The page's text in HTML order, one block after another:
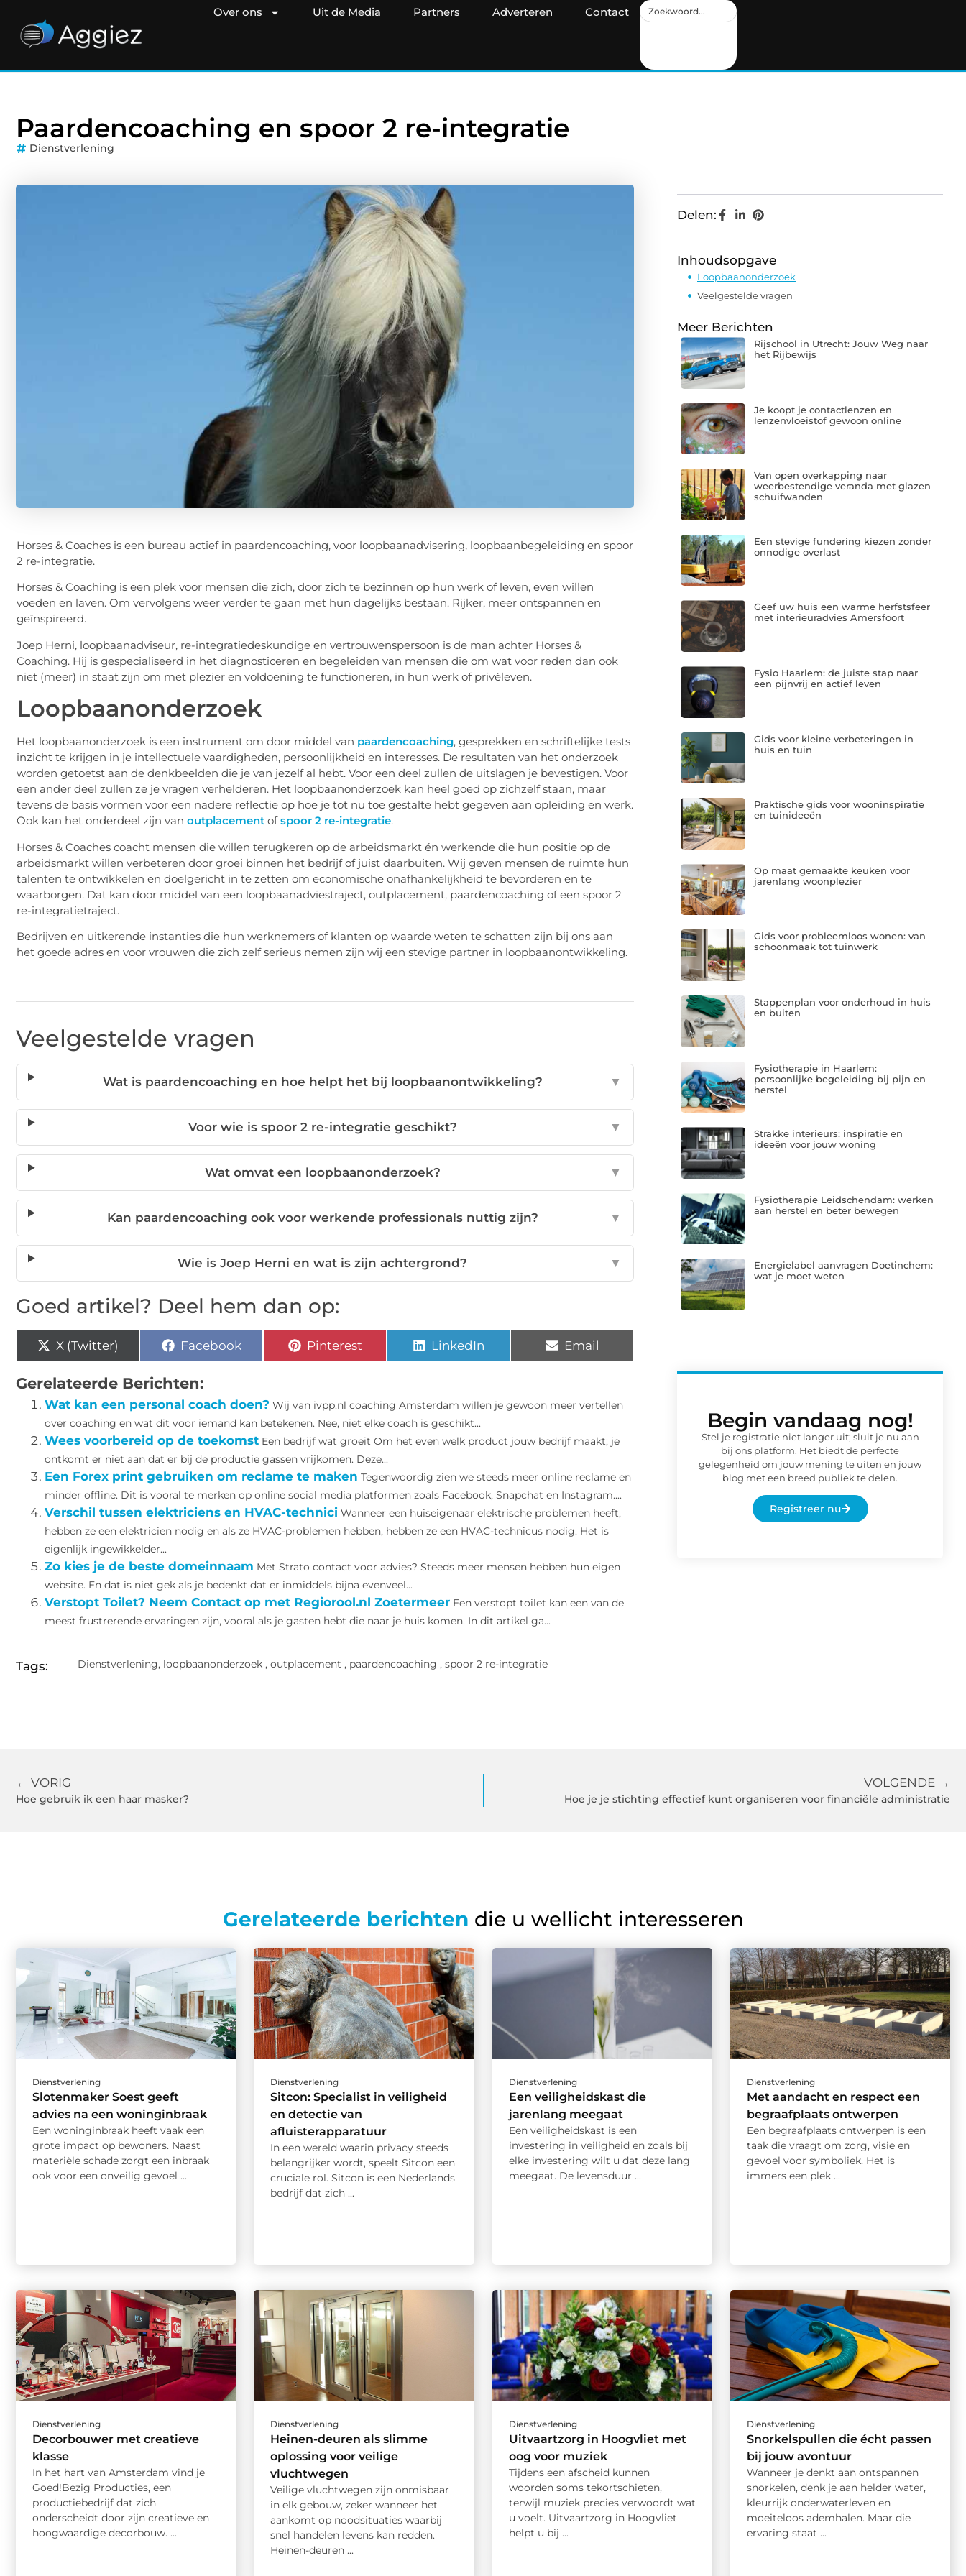
Over ons Uit de Media Partners Adverteren Contact
Paardencoaching en spoor 2 re-integratie
Dienstverlening
Horses & Coaches is een bureau actief in paardencoaching, voor loopbaanadvisering, loopbaanbegeleiding en spoor
2 re-integratie.
Horses & Coaching is een plek voor mensen die zich, door zich te bezinnen op hun werk of leven, even willen
voeden en laven. Om vervolgens weer verder te gaan met hun dagelijks bestaan. Rijker, meer ontspannen en
geïnspireerd.
Joep Herni, loopbaanadviseur, re-integratiedeskundige en vertrouwenspersoon is de man achter Horses &
Coaching. Hij is gespecialiseerd in het diagnosticeren en begeleiden van mensen die om wat voor reden dan ook
niet (meer) in staat zijn om met plezier en voldoening te functioneren, in hun werk of privéleven.
Loopbaanonderzoek
Het loopbaanonderzoek is een instrument om door middel van paardencoaching, gesprekken en schriftelijke tests
inzicht te krijgen in je intellectuele vaardigheden, persoonlijkheid en interesses. De resultaten van het onderzoek
worden getoetst aan de denkbeelden die je van jezelf al hebt. Voor een deel zullen de uitslagen je bevestigen. Voor
een ander deel zullen ze je vragen verhelderen. Het loopbaanonderzoek kan heel goed op zichzelf staan, maar
tevens de basis vormen voor een nadere reflectie op hoe je tot nu toe gestalte hebt gegeven aan opleiding en werk.
Ook kan het onderdeel zijn van outplacement ofspoor 2 re-integratie.
Horses & Coaches coacht mensen die willen terugkeren op de arbeidsmarkt én werkende die hun positie op de
arbeidsmarkt willen verbeteren door groei binnen het bedrijf of juist daarbuiten. Wij geven mensen de ruimte hun
talenten te ontwikkelen en doelgericht in te zetten om economische onafhankelijkheid te bevorderen en te
waarborgen. Dat kan door middel van een loopbaanadviestraject, outplacement, paardencoaching of een spoor 2
re-integratietraject.
Bedrijven en uitkerende instanties die hun werknemers of klanten op waarde weten te schatten zijn bij ons aan
het goede adres en voor vrouwen die zich zelf serieus nemen zijn wij een stevige partner in loopbaanontwikkeling.
Veelgestelde vragen
Wat is paardencoaching en hoe helpt het bij loopbaanontwikkeling? ▼
Voor wie is spoor 2 re-integratie geschikt? ▼
Wat omvat een loopbaanonderzoek? ▼
Kan paardencoaching ook voor werkende professionals nuttig zijn? ▼
Wie is Joep Herni en wat is zijn achtergrond? ▼
Goed artikel? Deel hem dan op:
X (Twitter) Facebook Pinterest LinkedIn Email
Gerelateerde Berichten:
Wat kan een personal coach doen? Wij van ivpp.nl coaching Amsterdam willen je gewoon meer vertellen
over coaching en wat dit voor iemand kan betekenen. Nee, niet elke coach is geschikt...
Wees voorbereid op de toekomst Een bedrijf wat groeit Om het even welk product jouw bedrijf maakt; je
ontkomt er niet aan dat er bij de productie gassen vrijkomen. Deze...
Een Forex print gebruiken om reclame te maken Tegenwoordig zien we steeds meer online reclame en
minder offline. Dit is vooral te merken op online social media platformen zoals Facebook, Snapchat en Instagram....
Verschil tussen elektriciens en HVAC-technici Wanneer een huiseigenaar elektrische problemen heeft,
hebben ze een elektricien nodig en als ze HVAC-problemen hebben, hebben ze een HVAC-technicus nodig. Het is
eigenlijk ingewikkelder...
Zo kies je de beste domeinnaam Met Strato contact voor advies? Steeds meer mensen hebben hun eigen
website. En dat is niet gek als je bedenkt dat er inmiddels bijna evenveel...
Verstopt Toilet? Neem Contact op met Regiorool.nl Zoetermeer Een verstopt toilet kan een van de
meest frustrerende ervaringen zijn, vooral als je gasten hebt die naar je huis komen. In dit artikel ga...
Tags: Dienstverlening, loopbaanonderzoek , outplacement , paardencoaching , spoor 2 re-integratie
Delen:
Inhoudsopgave
Loopbaanonderzoek
Veelgestelde vragen
Meer Berichten
Rijschool in Utrecht: Jouw Weg naar
het Rijbewijs
Je koopt je contactlenzen en
lenzenvloeistof gewoon online
Van open overkapping naar
weerbestendige veranda met glazen
schuifwanden
Een stevige fundering kiezen zonder
onnodige overlast
Geef uw huis een warme herfstsfeer
met interieuradvies Amersfoort
Fysio Haarlem: de juiste stap naar
een pijnvrij en actief leven
Gids voor kleine verbeteringen in
huis en tuin
Praktische gids voor wooninspiratie
en tuinideeën
Op maat gemaakte keuken voor
jarenlang woonplezier
Gids voor probleemloos wonen: van
schoonmaak tot tuinwerk
Stappenplan voor onderhoud in huis
en buiten
Fysiotherapie in Haarlem:
persoonlijke begeleiding bij pijn en
herstel
Strakke interieurs: inspiratie en
ideeën voor jouw woning
Fysiotherapie Leidschendam: werken
aan herstel en beter bewegen
Energielabel aanvragen Doetinchem:
wat je moet weten
Begin vandaag nog!
Stel je registratie niet langer uit; sluit je nu aan
bij ons platform. Het biedt de perfecte
gelegenheid om jouw mening te uiten en jouw
blog met een breed publiek te delen.
Registreer nu
← VORIG
Hoe gebruik ik een haar masker?
VOLGENDE →
Hoe je je stichting effectief kunt organiseren voor financiële administratie
Gerelateerde berichten die u wellicht interesseren
Dienstverlening
Slotenmaker Soest geeft
advies na een woninginbraak
Een woninginbraak heeft vaak een
grote impact op bewoners. Naast
materiële schade zorgt een inbraak
ook voor een onveilig gevoel ...
Dienstverlening
Sitcon: Specialist in veiligheid
en detectie van
afluisterapparatuur
In een wereld waarin privacy steeds
belangrijker wordt, speelt Sitcon een
cruciale rol. Sitcon is een Nederlands
bedrijf dat zich ...
Dienstverlening
Een veiligheidskast die
jarenlang meegaat
Een veiligheidskast is een
investering in veiligheid en zoals bij
elke investering wilt u dat deze lang
meegaat. De levensduur ...
Dienstverlening
Met aandacht en respect een
begraafplaats ontwerpen
Een begraafplaats ontwerpen is een
taak die vraagt om zorg, visie en
gevoel voor symboliek. Het is
immers een plek ...
Dienstverlening
Decorbouwer met creatieve
klasse
In het hart van Amsterdam vind je
Goed!Bezig Producties, een
productiebedrijf dat zich
onderscheidt door zijn creatieve en
hoogwaardige decorbouw. ...
Dienstverlening
Heinen-deuren als slimme
oplossing voor veilige
vluchtwegen
Veilige vluchtwegen zijn onmisbaar
in elk gebouw, zeker wanneer het
aankomt op noodsituaties waarbij
snel handelen levens kan redden.
Heinen-deuren ...
Dienstverlening
Uitvaartzorg in Hoogvliet met
oog voor muziek
Tijdens een afscheid kunnen
woorden soms tekortschieten,
terwijl muziek precies verwoordt wat
u voelt. Uitvaartzorg in Hoogvliet
helpt u bij ...
Dienstverlening
Snorkelspullen die écht passen
bij jouw avontuur
Wanneer je denkt aan ontspannen
snorkelen, denk je aan helder water,
kleurrijk onderwaterleven en
moeiteloos ademhalen. Maar die
ervaring staat ...